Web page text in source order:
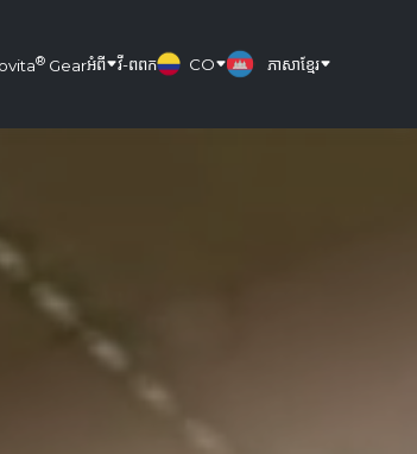
® Gearអំពី វី-ពពក CO ភាសាខ្មែរ